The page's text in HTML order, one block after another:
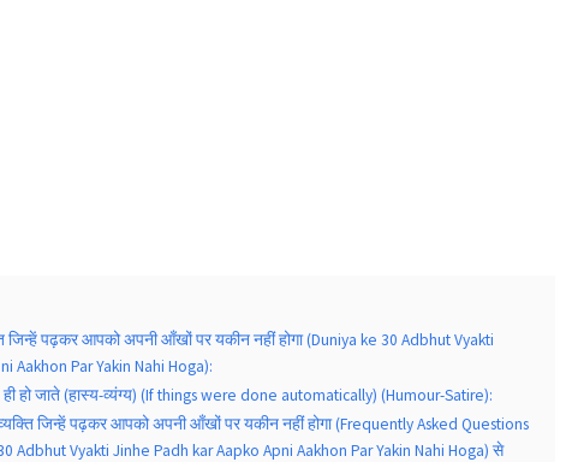
जिन्हें पढ़कर आपको अपनी आँखों पर यकीन नहीं होगा (Duniya ke 30 Adbhut Vyakti
Aakhon Par Yakin Nahi Hoga):
ही हो जाते (हास्य-व्यंग्य) (If things were done automatically) (Humour-Satire):
जिन्हें पढ़कर आपको अपनी आँखों पर यकीन नहीं होगा (Frequently Asked Questions
Adbhut Vyakti Jinhe Padh kar Aapko Apni Aakhon Par Yakin Nahi Hoga) से